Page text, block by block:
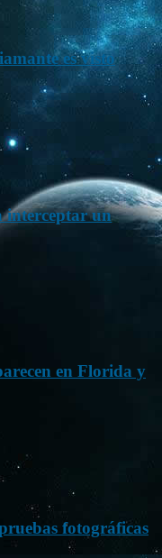
es visto
interceptar un
en Florida y
fotográficas